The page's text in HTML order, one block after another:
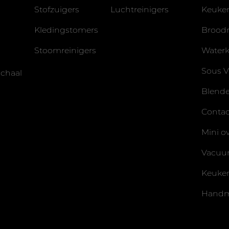
Stofzuigers
Kledingstomers
Stoomreinigers
Luchtreinigers
Sous
Mini